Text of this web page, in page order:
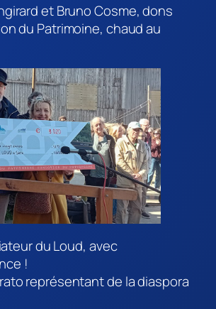
et Bruno Cosme, dons
du Patrimoine, chaud au
du Loud, avec
!
représentant de la diaspora